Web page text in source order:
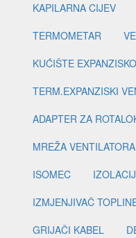
KAPILARNA CIJEV
TERMOMETAR
KUĆIŠTE
TERM.EXPANZISKI
ADAPTER ZA
MREŽA VENTILATORA
ISOMEC
IZMJENJIVAČ
GRIJAČI KABEL